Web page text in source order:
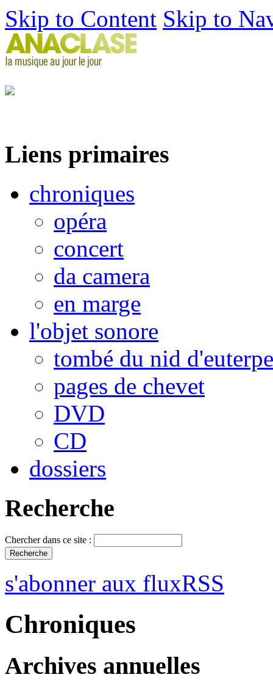
Skip to Content Skip to
Liens primaires
chroniques
opéra
concert
da camera
en marge
l'objet sonore
tombé du nid d'euterpe
pages de chevet
DVD
CD
dossiers
Recherche
Chercher dans ce site :
s'abonner aux fluxRSS
Chroniques
Archives annuelles